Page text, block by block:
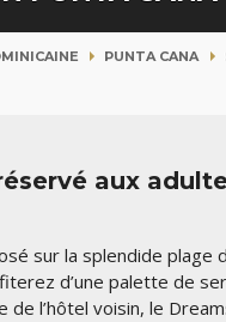
PUNTA CANA
aux
sur la splendide
d’une palette de
l’hôtel voisin, le